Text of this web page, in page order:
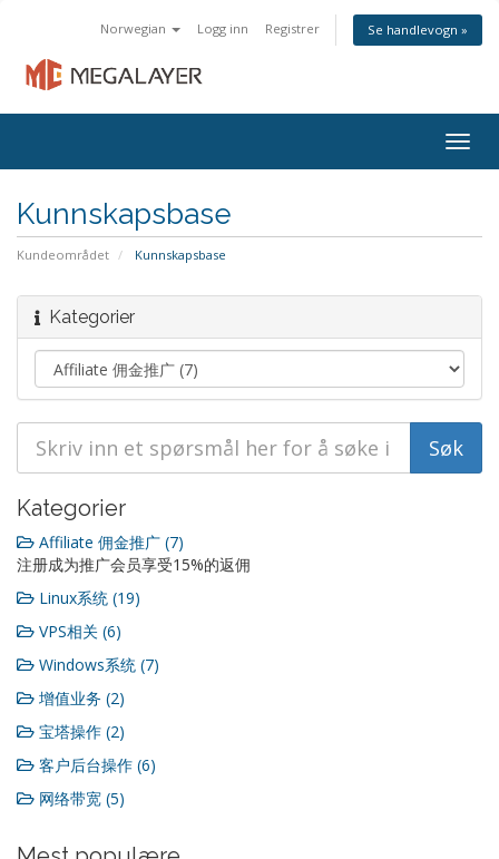
Norwegian Logg inn Registrer Se handlevogn »
Kunnskapsbase
Kundeområdet Kunnskapsbase
Kategorier
Kategorier
Affiliate 佣金推广 (7)
注册成为推广会员享受15%的返佣
Linux系统 (19)
VPS相关 (6)
Windows系统 (7)
增值业务 (2)
宝塔操作 (2)
客户后台操作 (6)
网络带宽 (5)